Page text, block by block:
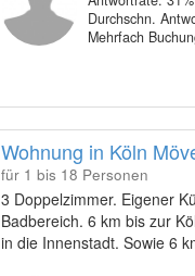
Durchschn.
Mehrfach
Wohnung in Köln
für 1 bis 18 Personen
3 Doppelzimmer. Eigener
Badbereich. 6 km bis zur
in die Innenstadt. Sowie 6